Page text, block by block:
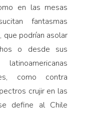
en las mesas
fantasmas
que podrían asolar
o desde sus
como contra
crujir en las
define al Chile